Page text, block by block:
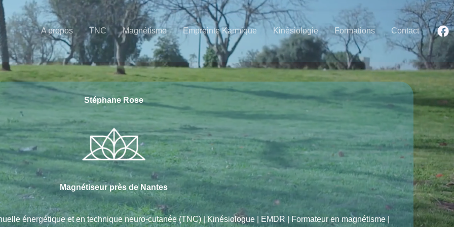
A propos TNC Magnétisme Empreinte Karmique Kinésiologie Formations Contact
Stéphane Rose
Magnétiseur près de Nantes
énergétique et en technique neuro-cutanée (TNC) | Kinésiologue | EMDR | Formateur en magnétisme |